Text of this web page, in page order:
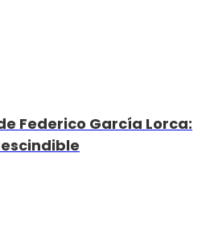
Federico García Lorca: